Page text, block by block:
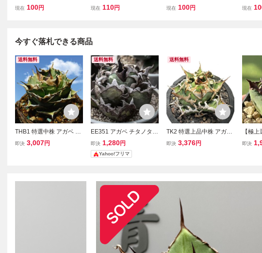
H507 アガベ チタノタ ハ
現在 100円
ベ チタノタ ハデス 恐竜
現在 110円
アガベ チタノタ天魁 極上
現在 100円
H506
現在
今すぐ落札できる商品
送料無料
THB1 特選中株 アガベ チ
タノタ 黒豹 極上狂棘大甲
即決 3,007円
送料無料
EE351 アガベ チタノタ
姫厳竜 強棘姫厳龍 短葉厚
葉 極上美株 狂刺大甲蓋
即決 1,280円
Yahoo!フリマ
送料無料
TK2 特選上品中株 アガベ
チタノタ 凱撒 シーザー
即決 3,376円
【極
ャット
即決